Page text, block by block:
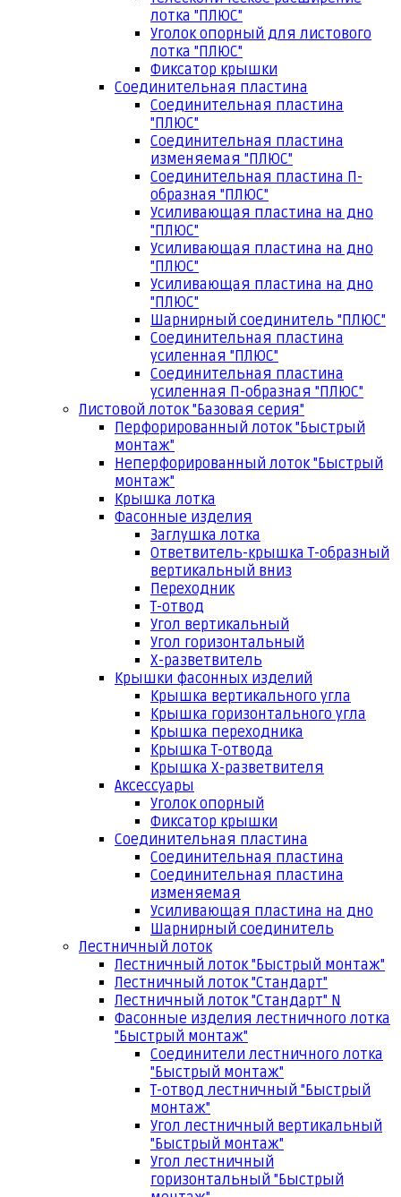
лотка "ПЛЮС"
Уголок опорный для листового
лотка "ПЛЮС"
Фиксатор крышки
Соединительная пластина
Соединительная пластина
"ПЛЮС"
Соединительная пластина
изменяемая "ПЛЮС"
Соединительная пластина П-
образная "ПЛЮС"
Усиливающая пластина на дно
"ПЛЮС"
Усиливающая пластина на дно
"ПЛЮС"
Усиливающая пластина на дно
"ПЛЮС"
Шарнирный соединитель "ПЛЮС"
Соединительная пластина
усиленная "ПЛЮС"
Соединительная пластина
усиленная П-образная "ПЛЮС"
Листовой лоток "Базовая серия"
Перфорированный лоток "Быстрый
монтаж"
Неперфорированный лоток "Быстрый
монтаж"
Крышка лотка
Фасонные изделия
Заглушка лотка
Ответвитель-крышка Т-образный
вертикальный вниз
Переходник
Т-отвод
Угол вертикальный
Угол горизонтальный
Х-разветвитель
Крышки фасонных изделий
Крышка вертикального угла
Крышка горизонтального угла
Крышка переходника
Крышка Т-отвода
Крышка Х-разветвителя
Аксессуары
Уголок опорный
Фиксатор крышки
Соединительная пластина
Соединительная пластина
Соединительная пластина
изменяемая
Усиливающая пластина на дно
Шарнирный соединитель
Лестничный лоток
Лестничный лоток "Быстрый монтаж"
Лестничный лоток "Стандарт"
Лестничный лоток "Стандарт" N
Фасонные изделия лестничного лотка
"Быстрый монтаж"
Соединители лестничного лотка
"Быстрый монтаж"
Т-отвод лестничный "Быстрый
монтаж"
Угол лестничный вертикальный
"Быстрый монтаж"
Угол лестничный
горизонтальный "Быстрый